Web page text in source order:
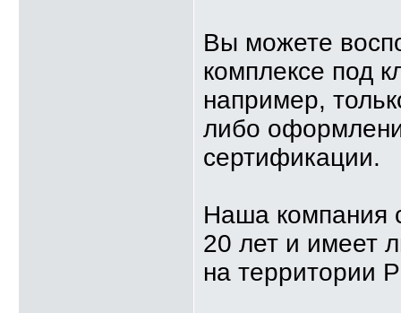
Вы можете
комплексе под
например,
либо
сертификации.
Наша компания
20 лет и имеет
на территории